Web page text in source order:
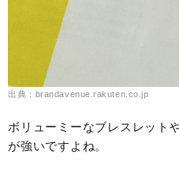
出典：brandavenue.rakuten.co.jp
ボリューミーなブレスレット
が強いですよね。